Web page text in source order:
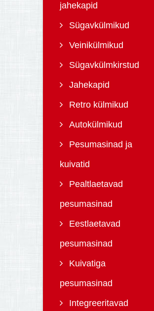
jahekapid
Sügavkülmikud
Veinikülmikud
Sügavkülmkirstud
Jahekapid
Retro külmikud
Autokülmikud
Pesumasinad ja
kuivatid
Pealtlaetavad
pesumasinad
Eestlaetavad
pesumasinad
Kuivatiga
pesumasinad
Integreeritavad